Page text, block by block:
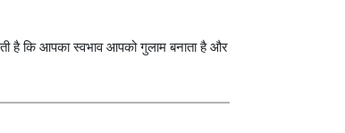
है कि आपका स्वभाव आपको गुलाम बनाता है और